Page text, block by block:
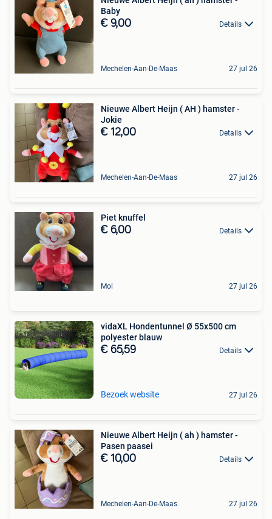
Baby
€ 9,00 Details
Mechelen-Aan-De-Maas 27 jul 26
Nieuwe Albert Heijn ( AH ) hamster -
Jokie
€ 12,00 Details
Mechelen-Aan-De-Maas 27 jul 26
Piet knuffel
€ 6,00 Details
Mol 27 jul 26
vidaXL Hondentunnel Ø 55x500 cm
polyester blauw
€ 65,59 Details
Bezoek website 27 jul 26
Nieuwe Albert Heijn ( ah ) hamster -
Pasen paasei
€ 10,00 Details
Mechelen-Aan-De-Maas 27 jul 26